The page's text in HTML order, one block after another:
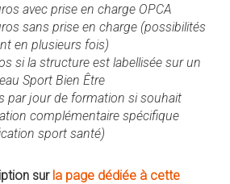
avec prise en charge OPCA
sans prise en charge (possibilités
en plusieurs fois)
si la structure est labellisée sur un
Sport Bien Être
par jour de formation si souhait
complémentaire spécifique
sport santé)
sur la page dédiée à cette